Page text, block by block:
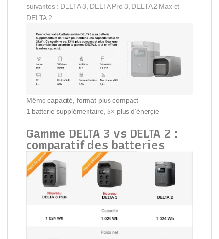
suivantes : DELTA 3, DELTA Pro 3, DELTA 2 Max et
DELTA 2.
Même capacité, format plus compact
1 batterie supplémentaire, 5× plus d’énergie
Gamme DELTA 3 vs DELTA 2 :
comparatif des batteries